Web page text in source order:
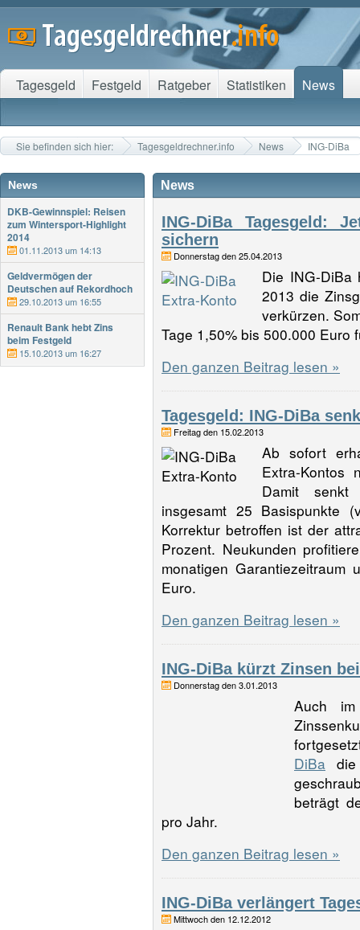
Sie befinden sich hier: Tagesgeldrechner.info News ING-DiBa
News
DKB-Gewinnspiel: Reisen
zum Wintersport-Highlight
2014
01.11.2013 um 14:13
Geldvermögen der
Deutschen auf Rekordhoch
29.10.2013 um 16:55
Renault Bank hebt Zins
beim Festgeld
15.10.2013 um 16:27
News
ING-DiBa Tagesgeld:
sichern
Donnerstag den 25.04.2013
Die ING-DiBa
2013 die
verkürzen.
Tage 1,50% bis 500.000 Euro
Den ganzen Beitrag lesen »
Tagesgeld: ING-DiBa
Freitag den 15.02.2013
Ab sofort
Extra-Kontos
Damit
insgesamt 25 Basispunkte
Korrektur betroffen ist der
Prozent. Neukunden
monatigen
Euro.
Den ganzen Beitrag lesen »
ING-DiBa kürzt Zinsen
Donnerstag den 3.01.2013
Auch
DiBa
beträgt
pro Jahr.
Den ganzen Beitrag lesen »
ING-DiBa verlängert
Mittwoch den 12.12.2012
Tagesgeld Festgeld Ratgeber Statistiken News